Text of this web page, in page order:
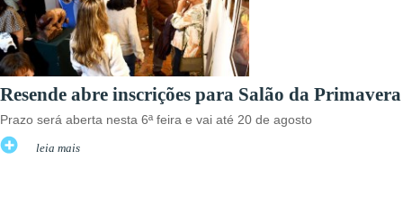
Resende abre inscrições para Salão da Primavera
Prazo será aberta nesta 6ª feira e vai até 20 de agosto
leia mais